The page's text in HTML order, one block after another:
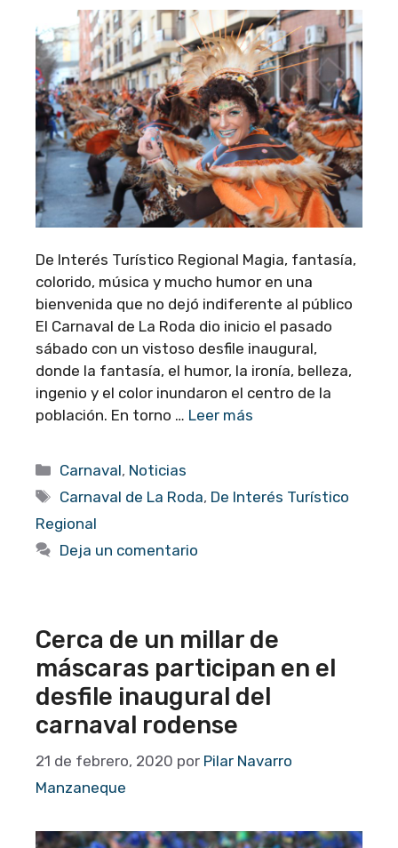
De Interés Turístico Regional Magia, fantasía,
colorido, música y mucho humor en una
bienvenida que no dejó indiferente al público
El Carnaval de La Roda dio inicio el pasado
sábado con un vistoso desfile inaugural,
donde la fantasía, el humor, la ironía, belleza,
ingenio y el color inundaron el centro de la
población. En torno … Leer más
Categorías
Carnaval, Noticias
Etiquetas
Carnaval de La Roda, De Interés Turístico
Regional
Deja un comentario
Cerca de un millar de
máscaras participan en el
desfile inaugural del
carnaval rodense
21 de febrero, 2020 por Pilar Navarro
Manzaneque